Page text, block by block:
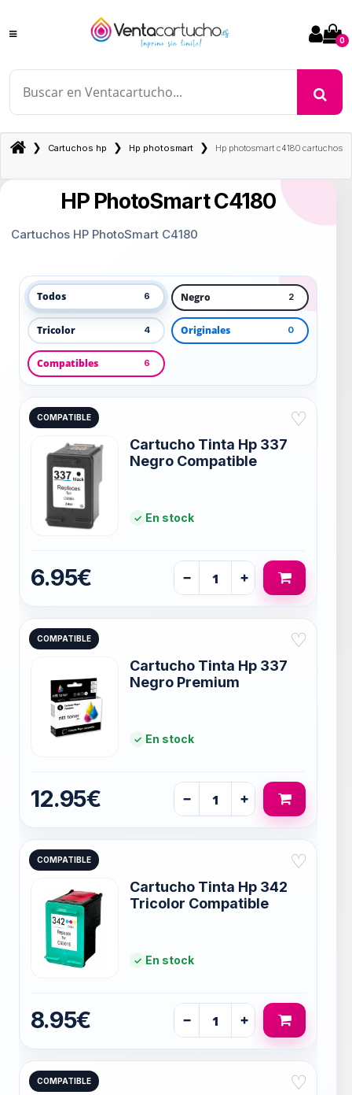
0
❯ Cartuchos hp ❯ Hp photosmart❯ Hp photosmart c4180 cartuchos
HP PhotoSmart C4180
Cartuchos HP PhotoSmart C4180
Todos 6 Negro 2
Tricolor 4 Originales 0
Compatibles 6
COMPATIBLE ♡
Cartucho Tinta Hp 337
Negro Compatible
En stock
6.95€ − +
COMPATIBLE ♡
Cartucho Tinta Hp 337
Negro Premium
En stock
12.95€ − +
COMPATIBLE ♡
Cartucho Tinta Hp 342
Tricolor Compatible
En stock
8.95€ − +
COMPATIBLE ♡